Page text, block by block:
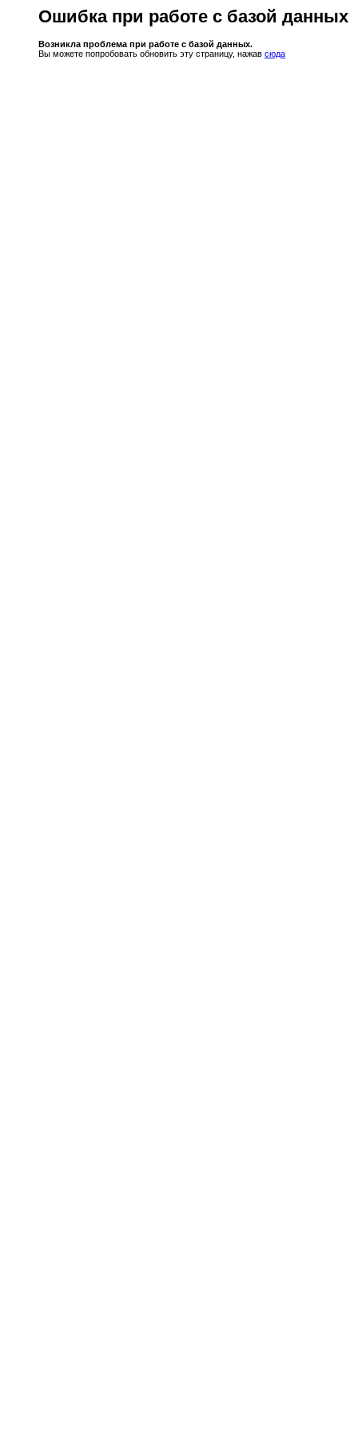
Ошибка при работе с базой данных
Возникла проблема при работе с базой данных.
Вы можете попробовать обновить эту страницу, нажав сюда